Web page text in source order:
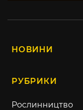
НОВИНИ
РУБРИКИ
Рослинництво